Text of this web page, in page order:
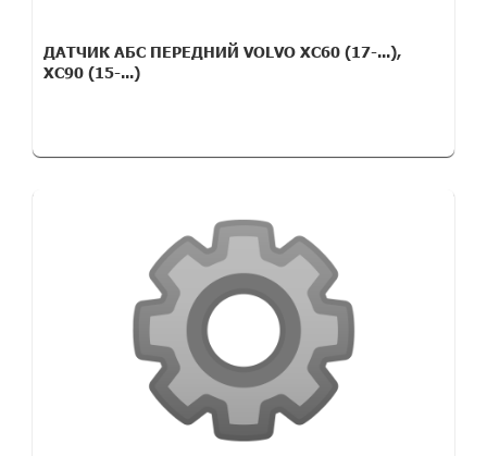
ДАТЧИК АБС ПЕРЕДНИЙ VOLVO XC60 (17-...),
XC90 (15-...)